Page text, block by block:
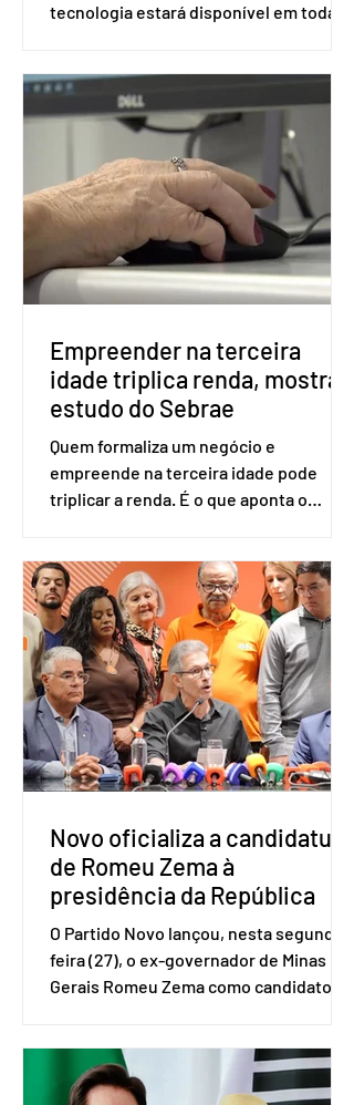
tecnologia estará disponível em todas
Apesar da requisição, a biometria não é
obrigatória para exercer o direito ao
voto. Se o título estiver regular, o
eleitor pode votar mesmo sem ter
realizado esse cadastro. Neste caso,
será exigido o documento de
identificação para acesso à urna
eletrônica. Se a urna eletrônica não
reconh
Empreender na terceira
idade triplica renda, mostra
estudo do Sebrae
Quem formaliza um negócio e
empreende na terceira idade pode
triplicar a renda. É o que aponta o
Amostra de Domicílio (PNAD Contínua),
do Serviço Brasileiro de Apoio às Micro
e Pequenas Empresas (Sebrae),
realizado a partir de dados do Instituto
Brasileiro de Geografia e Estatística
(IBGE). O estudo do Sebrae mostra que,
no quarto trimestre de 2025, os
empreendedores 60+ formalizados
atingiram o maior rendime
Novo oficializa a candidatura
de Romeu Zema à
presidência da República
O Partido Novo lançou, nesta segunda-
feira (27), o ex-governador de Minas
Gerais Romeu Zema como candidato à
Brasília. O Novo ainda não definiu quem
vai compor a chapa como candidato a